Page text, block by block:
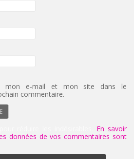
mon e-mail et mon site dans le
commentaire.
En savoir
données de vos commentaires sont